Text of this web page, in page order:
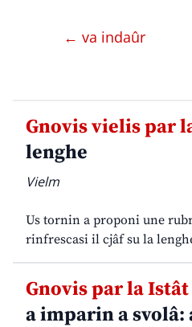
← va indaûr
Gnovis vielis par
lenghe
Vielm
Us tornin a proponi une
rinfrescasi il cjâf su la
Gnovis par la
a imparin a svolâ: